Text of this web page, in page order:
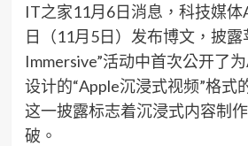
IT之家11月6日消息，科技媒
日（11月5日）发布博文，披露
Immersive”活动中首次公开了
设计的“Apple沉浸式视频”格式
这一披露标志着沉浸式内容制
破。